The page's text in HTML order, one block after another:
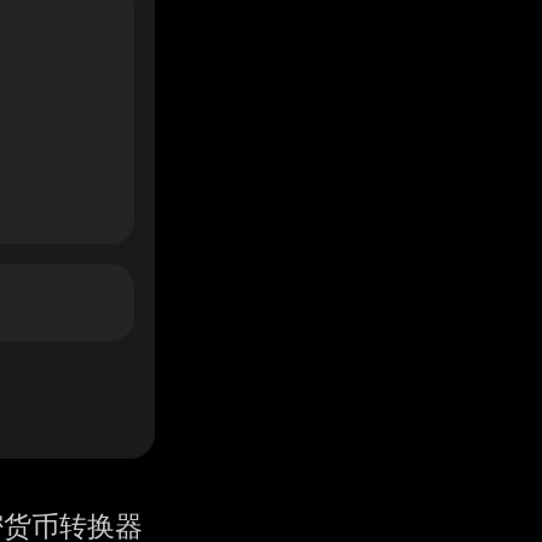
币转换器